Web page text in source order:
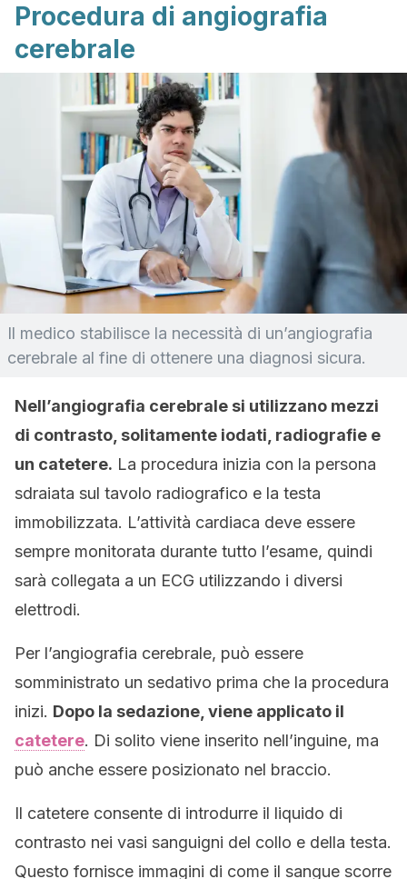
Procedura di angiografia
cerebrale
Il medico stabilisce la necessità di un’angiografia
cerebrale al fine di ottenere una diagnosi sicura.
Nell’angiografia cerebrale si utilizzano mezzi
di contrasto, solitamente iodati, radiografie e
un catetere. La procedura inizia con la persona
sdraiata sul tavolo radiografico e la testa
immobilizzata. L’attività cardiaca deve essere
sempre monitorata durante tutto l’esame, quindi
sarà collegata a un ECG utilizzando i diversi
elettrodi.
Per l’angiografia cerebrale, può essere
somministrato un sedativo prima che la procedura
inizi. Dopo la sedazione, viene applicato il
catetere. Di solito viene inserito nell’inguine, ma
può anche essere posizionato nel braccio.
Il catetere consente di introdurre il liquido di
contrasto nei vasi sanguigni del collo e della testa.
Questo fornisce immagini di come il sangue scorre